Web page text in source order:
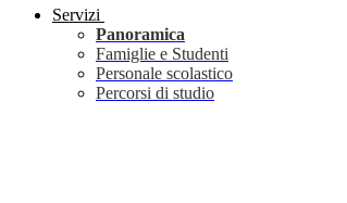
Servizi
Panoramica
Famiglie e Studenti
Personale scolastico
Percorsi di studio